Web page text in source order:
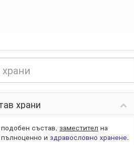
храни
състав, заместител на
пълноценно и здравословно хранене.